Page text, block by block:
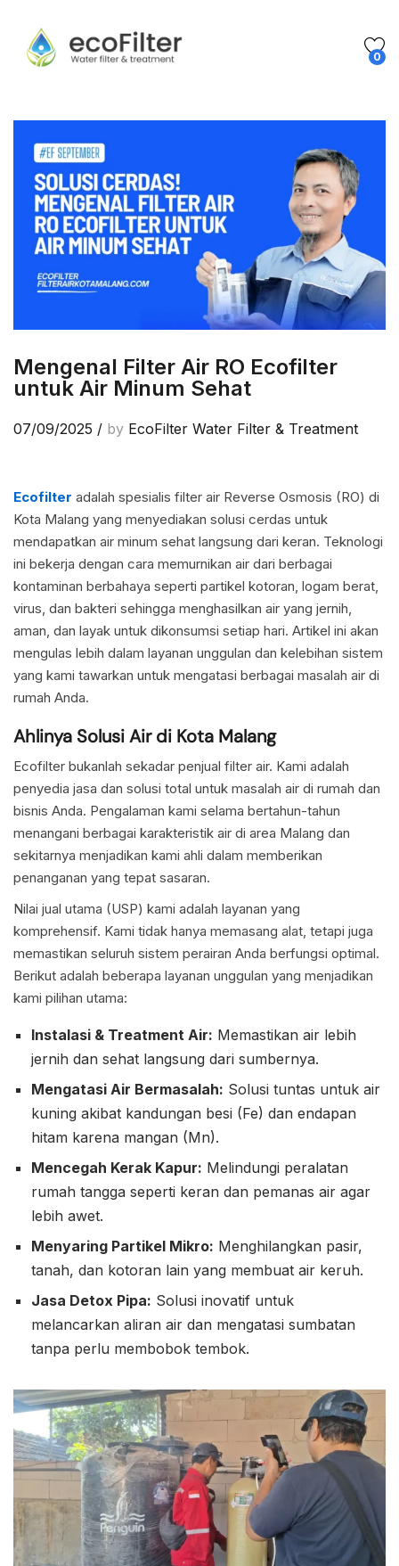
0
Mengenal Filter Air RO Ecofilter
untuk Air Minum Sehat
07/09/2025 / by EcoFilter Water Filter & Treatment
Ecofilter adalah spesialis filter air Reverse Osmosis (RO) di
Kota Malang yang menyediakan solusi cerdas untuk
mendapatkan air minum sehat langsung dari keran. Teknologi
ini bekerja dengan cara memurnikan air dari berbagai
kontaminan berbahaya seperti partikel kotoran, logam berat,
virus, dan bakteri sehingga menghasilkan air yang jernih,
aman, dan layak untuk dikonsumsi setiap hari. Artikel ini akan
mengulas lebih dalam layanan unggulan dan kelebihan sistem
yang kami tawarkan untuk mengatasi berbagai masalah air di
rumah Anda.
Ahlinya Solusi Air di Kota Malang
Ecofilter bukanlah sekadar penjual filter air. Kami adalah
penyedia jasa dan solusi total untuk masalah air di rumah dan
bisnis Anda. Pengalaman kami selama bertahun-tahun
menangani berbagai karakteristik air di area Malang dan
sekitarnya menjadikan kami ahli dalam memberikan
penanganan yang tepat sasaran.
Nilai jual utama (USP) kami adalah layanan yang
komprehensif. Kami tidak hanya memasang alat, tetapi juga
memastikan seluruh sistem perairan Anda berfungsi optimal.
Berikut adalah beberapa layanan unggulan yang menjadikan
kami pilihan utama:
Instalasi & Treatment Air: Memastikan air lebih
jernih dan sehat langsung dari sumbernya.
Mengatasi Air Bermasalah: Solusi tuntas untuk air
kuning akibat kandungan besi (Fe) dan endapan
hitam karena mangan (Mn).
Mencegah Kerak Kapur: Melindungi peralatan
rumah tangga seperti keran dan pemanas air agar
lebih awet.
Menyaring Partikel Mikro: Menghilangkan pasir,
tanah, dan kotoran lain yang membuat air keruh.
Jasa Detox Pipa: Solusi inovatif untuk
melancarkan aliran air dan mengatasi sumbatan
tanpa perlu membobok tembok.